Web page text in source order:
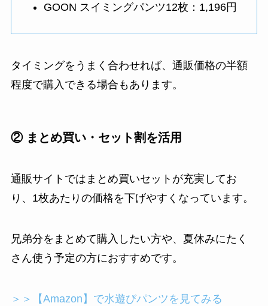
GOON スイミングパンツ12枚：1,196円
タイミングをうまく合わせれば、通販価格の半額
程度で購入できる場合もあります。
② まとめ買い・セット割を活用
通販サイトではまとめ買いセットが充実してお
り、1枚あたりの価格を下げやすくなっています。
兄弟分をまとめて購入したい方や、夏休みにたく
さん使う予定の方におすすめです。
＞＞【Amazon】で水遊びパンツを見てみる